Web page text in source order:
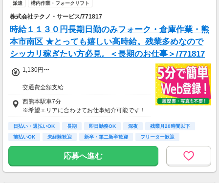
派遣 構内作業・フォークリフト
株式会社テクノ・サービス/771817
時給１１３０円長期日勤のみフォーク・倉庫作業・熊
本市南区 ★とっても嬉しい高時給。残業多めなので
シッカリ稼ぎたい方必見。＜長期のお仕事＞/771817
1,130円〜
交通費全額支給
即払い制度有
西熊本駅車7分
※希望エリアに合わせてお仕事紹介可能です！
日払い・週払いOK 長期 即日勤務OK 深夜
残業月20時間以下
前払いOK
未経験歓迎 新卒・第二新卒歓迎 フリーター歓迎
応募へ進む